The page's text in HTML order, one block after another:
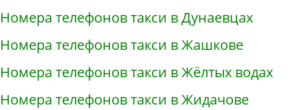
Номера телефонов такси в Дунаевцах
Номера телефонов такси в Жашкове
Номера телефонов такси в Жёлтых водах
Номера телефонов такси в Жидачове